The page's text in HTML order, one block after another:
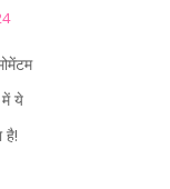
ये
है!